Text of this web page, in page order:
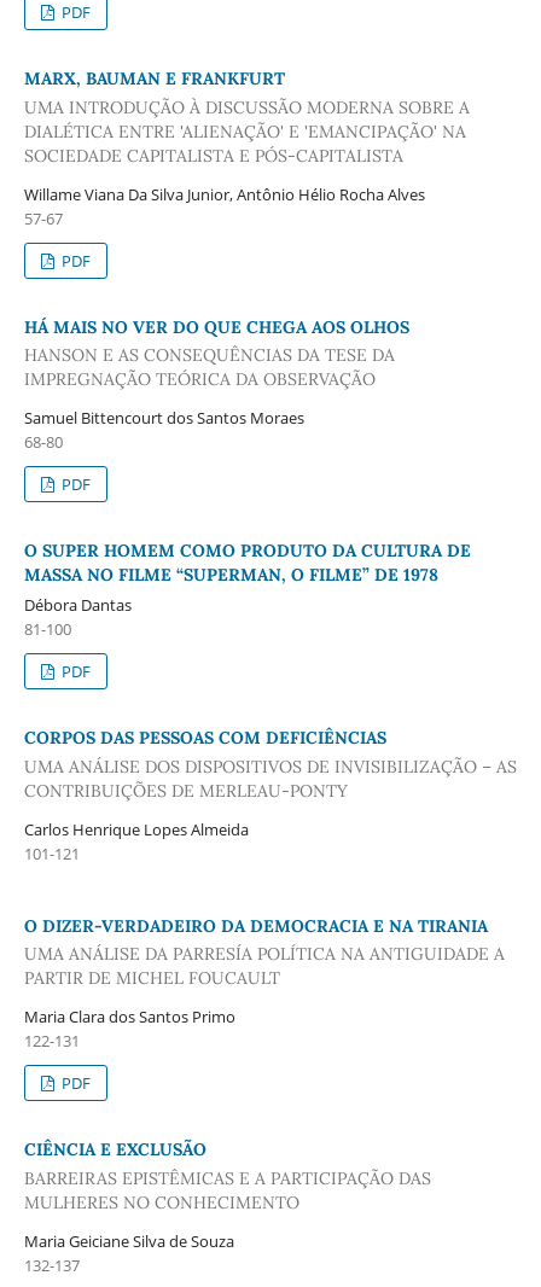
PDF
MARX, BAUMAN E FRANKFURT
UMA INTRODUÇÃO À DISCUSSÃO MODERNA SOBRE A
DIALÉTICA ENTRE 'ALIENAÇÃO' E 'EMANCIPAÇÃO' NA
SOCIEDADE CAPITALISTA E PÓS-CAPITALISTA
Willame Viana Da Silva Junior, Antônio Hélio Rocha Alves
57-67
PDF
HÁ MAIS NO VER DO QUE CHEGA AOS OLHOS
HANSON E AS CONSEQUÊNCIAS DA TESE DA
IMPREGNAÇÃO TEÓRICA DA OBSERVAÇÃO
Samuel Bittencourt dos Santos Moraes
68-80
PDF
O SUPER HOMEM COMO PRODUTO DA CULTURA DE
MASSA NO FILME “SUPERMAN, O FILME” DE 1978
Débora Dantas
81-100
PDF
CORPOS DAS PESSOAS COM DEFICIÊNCIAS
UMA ANÁLISE DOS DISPOSITIVOS DE INVISIBILIZAÇÃO – AS
CONTRIBUIÇÕES DE MERLEAU-PONTY
Carlos Henrique Lopes Almeida
101-121
O DIZER-VERDADEIRO DA DEMOCRACIA E NA TIRANIA
UMA ANÁLISE DA PARRESÍA POLÍTICA NA ANTIGUIDADE A
PARTIR DE MICHEL FOUCAULT
Maria Clara dos Santos Primo
122-131
PDF
CIÊNCIA E EXCLUSÃO
BARREIRAS EPISTÊMICAS E A PARTICIPAÇÃO DAS
MULHERES NO CONHECIMENTO
Maria Geiciane Silva de Souza
132-137